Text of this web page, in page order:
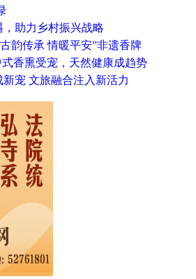
，助力乡村振兴战略
韵传承 情暖平安”非遗香牌
式香熏受宠，天然健康成趋势
宠 文旅融合注入新活力